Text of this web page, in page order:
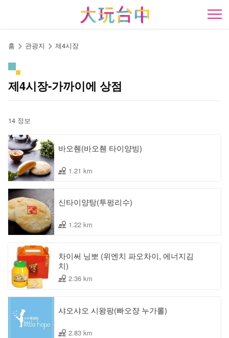
開
홈 관광지 제4시장
제4시장-가까이에 상점
14 정보
바오췐(바오췐 타이양빙)
1.21 km
신타이양탕(투펑리수)
1.22 km
차이써 닝뽀 (위엔치 파오차이, 에너지김
치)
2.36 km
샤오샤오 시왕팡(빠오쟝 누가롤)
2.83 km